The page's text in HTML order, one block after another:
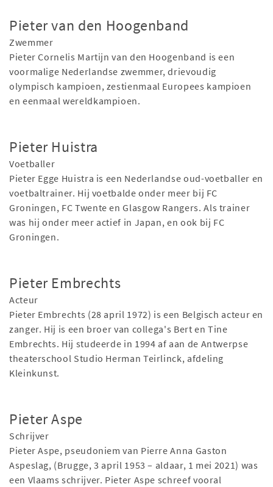
Pieter van den Hoogenband
Zwemmer
Pieter Cornelis Martijn van den Hoogenband is een
voormalige Nederlandse zwemmer, drievoudig
olympisch kampioen, zestienmaal Europees kampioen
en eenmaal wereldkampioen.
Pieter Huistra
Voetballer
Pieter Egge Huistra is een Nederlandse oud-voetballer en
voetbaltrainer. Hij voetbalde onder meer bij FC
Groningen, FC Twente en Glasgow Rangers. Als trainer
was hij onder meer actief in Japan, en ook bij FC
Groningen.
Pieter Embrechts
Acteur
Pieter Embrechts (28 april 1972) is een Belgisch acteur en
zanger. Hij is een broer van collega's Bert en Tine
Embrechts. Hij studeerde in 1994 af aan de Antwerpse
theaterschool Studio Herman Teirlinck, afdeling
Kleinkunst.
Pieter Aspe
Schrijver
Pieter Aspe, pseudoniem van Pierre Anna Gaston
Aspeslag, (Brugge, 3 april 1953 – aldaar, 1 mei 2021) was
een Vlaams schrijver. Pieter Aspe schreef vooral